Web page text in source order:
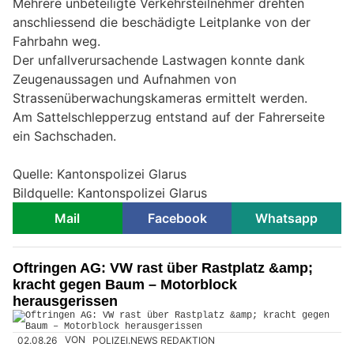
Mehrere unbeteiligte Verkehrsteilnehmer drehten
anschliessend die beschädigte Leitplanke von der
Fahrbahn weg.
Der unfallverursachende Lastwagen konnte dank
Zeugenaussagen und Aufnahmen von
Strassenüberwachungskameras ermittelt werden.
Am Sattelschlepperzug entstand auf der Fahrerseite
ein Sachschaden.
Quelle: Kantonspolizei Glarus
Bildquelle: Kantonspolizei Glarus
Mail
Facebook Whatsapp
Oftringen AG: VW rast über Rastplatz &amp;
kracht gegen Baum – Motorblock
herausgerissen
02.08.26 VON POLIZEI.NEWS REDAKTION